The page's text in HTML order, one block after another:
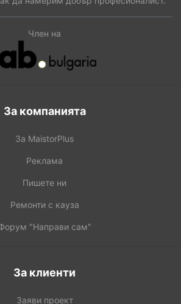
Член на
За компанията
За MaistorPlus
Реклама
Пишете ни
Ремонти с кауза
"Направи сам"
За клиенти
Заяви проект